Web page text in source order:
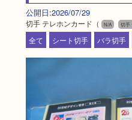
公開日:2026/07/29
切手 テレホンカード（ N/A 切手
全て
シート切手 バラ切手